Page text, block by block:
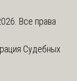
Все права
Судебных